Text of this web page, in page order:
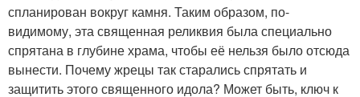
спланирован вокруг камня. Таким образом, по-
видимому, эта священная реликвия была специально
спрятана в глубине храма, чтобы её нельзя было отсюда
вынести. Почему жрецы так старались спрятать и
защитить этого священного идола? Может быть, ключ к